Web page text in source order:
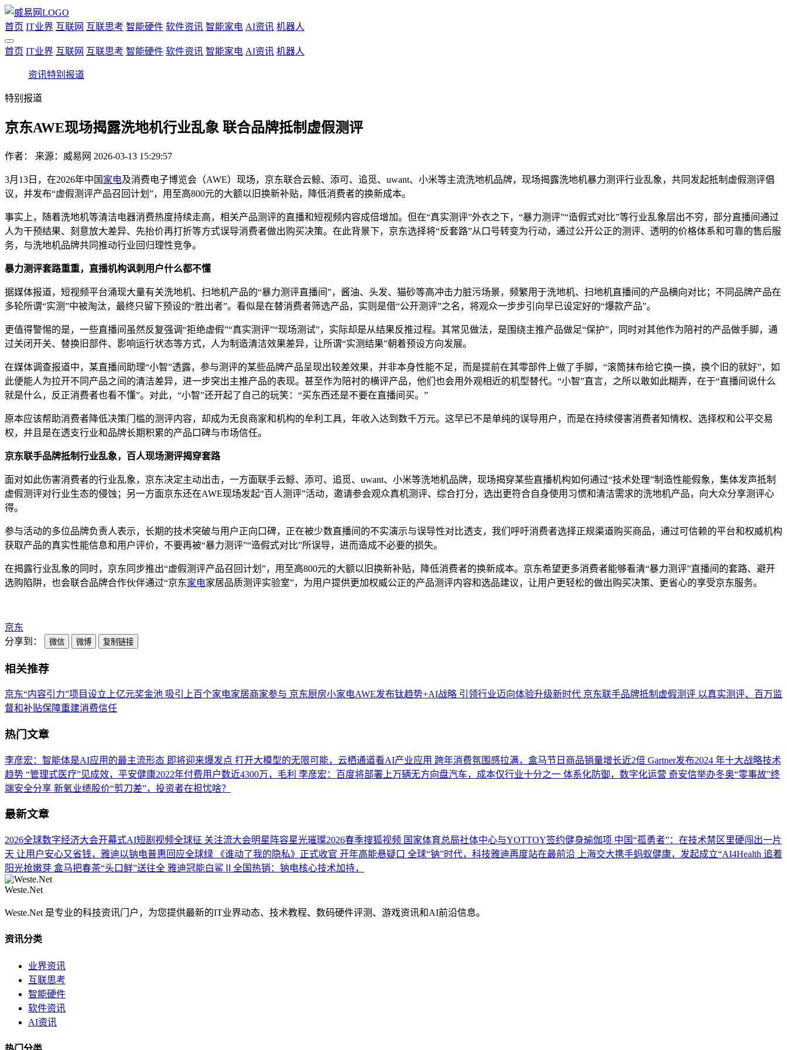
首页 IT业界 互联网 互联思考 智能硬件 软件资讯 智能家电 AI资讯 机器人
首页 IT业界 互联网 互联思考 智能硬件 软件资讯 智能家电 AI资讯 机器人
资讯特别报道
特别报道
京东AWE现场揭露洗地机行业乱象 联合品牌抵制虚假测评
作者： 来源：威易网 2026-03-13 15:29:57
3月13日，在2026年中国 家电及消费电子博览会（AWE）现场，京东联合云鲸、添可、追觅、uwant、小米等主流洗地机品牌，现场揭露洗地机暴力测评行业乱象，共同发起抵制虚假测评倡
议，并发布“虚假测评产品召回计划”，用至高800元的大额以旧换新补贴，降低消费者的换新成本。
事实上，随着洗地机等清洁电器消费热度持续走高，相关产品测评的直播和短视频内容成倍增加。但在“真实测评”外衣之下，“暴力测评”“造假式对比”等行业乱象层出不穷，部分直播间通过
人为干预结果、刻意放大差异、先抬价再打折等方式误导消费者做出购买决策。在此背景下，京东选择将“反套路”从口号转变为行动，通过公开公正的测评、透明的价格体系和可靠的售后服
务，与洗地机品牌共同推动行业回归理性竞争。
暴力测评套路重重，直播机构讽刺用户什么都不懂
据媒体报道，短视频平台涌现大量有关洗地机、扫地机产品的“暴力测评直播间”，酱油、头发、猫砂等高冲击力脏污场景，频繁用于洗地机、扫地机直播间的产品横向对比；不同品牌产品在
多轮所谓“实测”中被淘汰，最终只留下预设的“胜出者”。看似是在替消费者筛选产品，实则是借“公开测评”之名，将观众一步步引向早已设定好的“爆款产品”。
更值得警惕的是，一些直播间虽然反复强调“拒绝虚假”“真实测评”“现场测试”，实际却是从结果反推过程。其常见做法，是围绕主推产品做足“保护”，同时对其他作为陪衬的产品做手脚，通
过关闭开关、替换旧部件、影响运行状态等方式，人为制造清洁效果差异，让所谓“实测结果”朝着预设方向发展。
在媒体调查报道中，某直播间助理“小智”透露，参与测评的某些品牌产品呈现出较差效果，并非本身性能不足，而是提前在其零部件上做了手脚，“滚筒抹布给它换一换，换个旧的就好”，如
此便能人为拉开不同产品之间的清洁差异，进一步突出主推产品的表现。甚至作为陪衬的横评产品，他们也会用外观相近的机型替代。“小智”直言，之所以敢如此糊弄，在于“直播间说什么
就是什么，反正消费者也看不懂”。对此，“小智”还开起了自己的玩笑：“买东西还是不要在直播间买。”
原本应该帮助消费者降低决策门槛的测评内容，却成为无良商家和机构的牟利工具，年收入达到数千万元。这早已不是单纯的误导用户，而是在持续侵害消费者知情权、选择权和公平交易
权，并且是在透支行业和品牌长期积累的产品口碑与市场信任。
京东联手品牌抵制行业乱象，百人现场测评揭穿套路
面对如此伤害消费者的行业乱象，京东决定主动出击，一方面联手云鲸、添可、追觅、uwant、小米等洗地机品牌，现场揭穿某些直播机构如何通过“技术处理”制造性能假象，集体发声抵制
虚假测评对行业生态的侵蚀；另一方面京东还在AWE现场发起“百人测评”活动，邀请参会观众真机测评、综合打分，选出更符合自身使用习惯和清洁需求的洗地机产品，向大众分享测评心
得。
参与活动的多位品牌负责人表示，长期的技术突破与用户正向口碑，正在被少数直播间的不实演示与误导性对比透支，我们呼吁消费者选择正规渠道购买商品，通过可信赖的平台和权威机构
获取产品的真实性能信息和用户评价，不要再被“暴力测评”“造假式对比”所误导，进而造成不必要的损失。
在揭露行业乱象的同时，京东同步推出“虚假测评产品召回计划”，用至高800元的大额以旧换新补贴，降低消费者的换新成本。京东希望更多消费者能够看清“暴力测评”直播间的套路、避开
选购陷阱，也会联合品牌合作伙伴通过“京东家电家居品质测评实验室”，为用户提供更加权威公正的产品测评内容和选品建议，让用户更轻松的做出购买决策、更省心的享受京东服务。
京东
分享到：
微信 微博 复制链接
相关推荐
京东“内容引力”项目设立上亿元奖金池 吸引上百个家电家居商家参与 京东厨房小家电AWE发布钛趋势+AI战略 引领行业迈向体验升级新时代 京东联手品牌抵制虚假测评 以真实测评、百万监
督和补贴保障重建消费信任
热门文章
李彦宏：智能体是AI应用的最主流形态 即将迎来爆发点 打开大模型的无限可能，云栖通道看AI产业应用 跨年消费氛围感拉满，盒马节日商品销量增长近2倍 Gartner发布2024 年十大战略技术
趋势 “管理式医疗”见成效，平安健康2022年付费用户数近4300万，毛利 李彦宏：百度将部署上万辆无方向盘汽车，成本仅行业十分之一 体系化防御，数字化运营 奇安信举办冬奥“零事故”终
端安全分享 新氧业绩股价“剪刀差”，投资者在担忧啥？
最新文章
2026全球数字经济大会开幕式AI短剧视频全球征 关注流大会明星阵容星光璀璨2026春季搜狐视频 国家体育总局社体中心与YOTTOY签约健身瑜伽项 中国“孤勇者”：在技术禁区里硬闯出一片
天 让用户安心又省钱，雅迪以钠电普惠回应全球绿 《谁动了我的隐私》正式收官 开年高能悬疑口 全球“钠”时代，科技雅迪再度站在最前沿 上海交大携手蚂蚁健康，发起成立“AI4Health 追着
阳光抢嫩芽 盒马把春茶“头口鲜”送往全 雅迪冠能白鲨Ⅱ全国热销：钠电核心技术加持，
Weste.Net
Weste.Net 是专业的科技资讯门户，为您提供最新的IT业界动态、技术教程、数码硬件评测、游戏资讯和AI前沿信息。
资讯分类
业界资讯
互联思考
智能硬件
软件资讯
AI资讯